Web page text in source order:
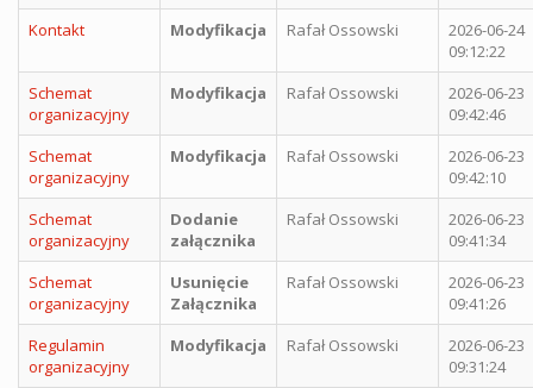
Kontakt Modyfikacja Rafał Ossowski
2026-06-24
09:12:22
Schemat
organizacyjny
Modyfikacja Rafał Ossowski
2026-06-23
09:42:46
Schemat
organizacyjny
Modyfikacja Rafał Ossowski
2026-06-23
09:42:10
Schemat
organizacyjny
Dodanie
załącznika
Rafał Ossowski
2026-06-23
09:41:34
Schemat
organizacyjny
Usunięcie
Załącznika
Rafał Ossowski
2026-06-23
09:41:26
Regulamin
organizacyjny
Modyfikacja Rafał Ossowski
2026-06-23
09:31:24